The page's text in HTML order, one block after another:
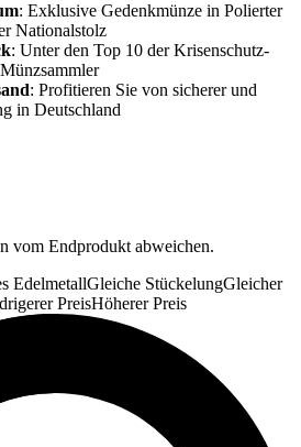
: Exklusive Gedenkmünze in Polierter
Nationalstolz
: Unter den Top 10 der Krisenschutz-
: Profitieren Sie von sicherer und
in Deutschland
vom Endprodukt abweichen.
EdelmetallGleiche StückelungGleicher
PreisHöherer Preis